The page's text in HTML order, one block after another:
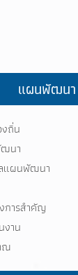
แผนพัฒนา
ถิ่น
นา
แผนพัฒนา
การสำคัญ
งาน
ณ